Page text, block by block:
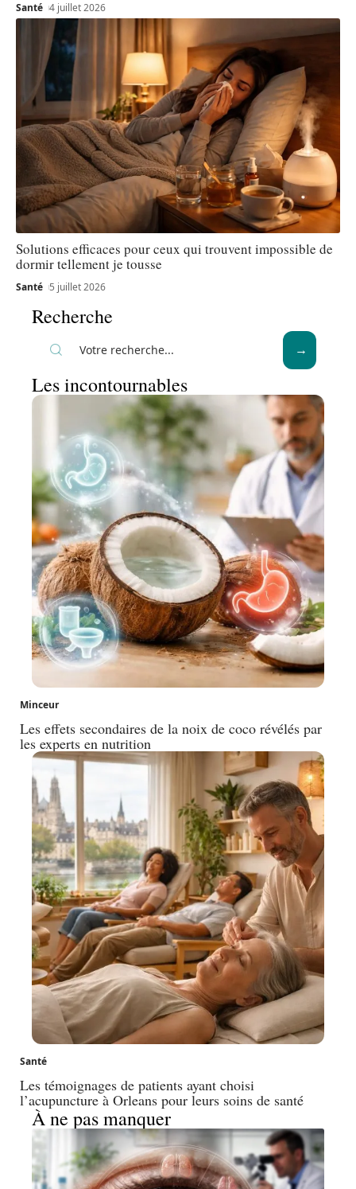
Santé 4 juillet 2026
Solutions efficaces pour ceux qui trouvent impossible de
dormir tellement je tousse
Santé 5 juillet 2026
Recherche
Les incontournables
Minceur
Les effets secondaires de la noix de coco révélés par
les experts en nutrition
Santé
Les témoignages de patients ayant choisi
l’acupuncture à Orleans pour leurs soins de santé
À ne pas manquer